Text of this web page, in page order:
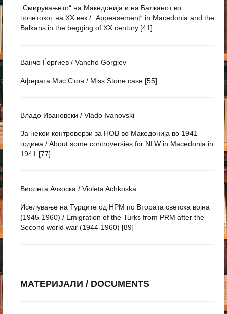
„Смирувањето“ на Македонија и на Балканот во
почетокот на XX век / „Appeasement“ in Macedonia and the
Balkans in the begging of XX century [41]
Ванчо Ѓорѓиев / Vancho Gorgiev
Аферата Мис Стон / Miss Stone case [55]
Владо Ивановски / Vlado Ivanovski
За некои контроверзи за НОВ во Македонија во 1941
година / About some controversies for NLW in Macedonia in
1941 [77]
Виолета Ачкоска / Violeta Achkoska
Иселување на Турците од НРМ по Втората светска војна
(1945-1960) / Emigration of the Turks from PRM after the
Second world war (1944-1960) [89]
МАТЕРИЈАЛИ / DOCUMENTS